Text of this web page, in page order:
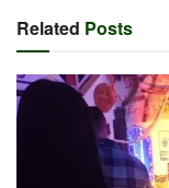
Related Posts